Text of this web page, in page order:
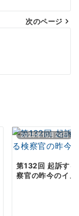
次のページ
2025年10月24日
第132回 起訴す
察官の昨今のイメ